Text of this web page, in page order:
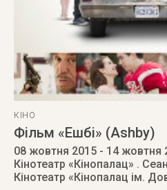
КІНО
Фільм «Ешбі» (Ashby)
08 жовтня 2015 - 14 жовтня
Кінотеатр «Кінопалац» .
Кінотеатр «Кінопалац ім.